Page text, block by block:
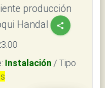
producción
Handal
share
Instalación / Tipo